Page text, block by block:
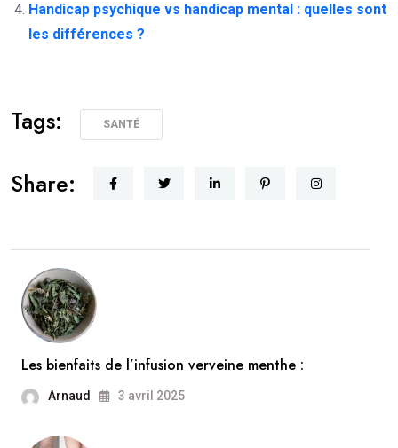
Handicap psychique vs handicap mental : quelles sont
les différences ?
Tags: SANTÉ
Share:
Les bienfaits de l’infusion verveine menthe :
Arnaud 3 avril 2025